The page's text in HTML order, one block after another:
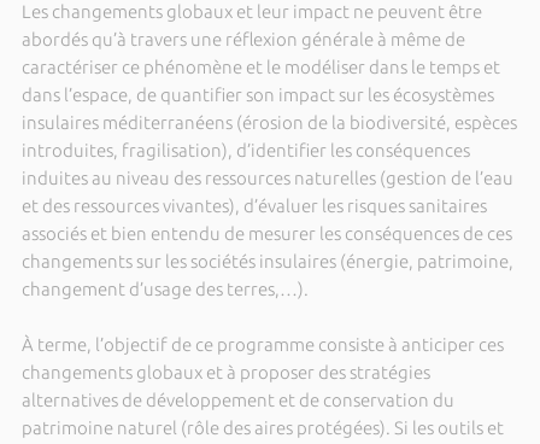
Les changements globaux et leur impact ne peuvent être
abordés qu’à travers une réflexion générale à même de
caractériser ce phénomène et le modéliser dans le temps et
dans l’espace, de quantifier son impact sur les écosystèmes
insulaires méditerranéens (érosion de la biodiversité, espèces
introduites, fragilisation), d’identifier les conséquences
induites au niveau des ressources naturelles (gestion de l’eau
et des ressources vivantes), d’évaluer les risques sanitaires
associés et bien entendu de mesurer les conséquences de ces
changements sur les sociétés insulaires (énergie, patrimoine,
changement d’usage des terres,…).
À terme, l’objectif de ce programme consiste à anticiper ces
changements globaux et à proposer des stratégies
alternatives de développement et de conservation du
patrimoine naturel (rôle des aires protégées). Si les outils et